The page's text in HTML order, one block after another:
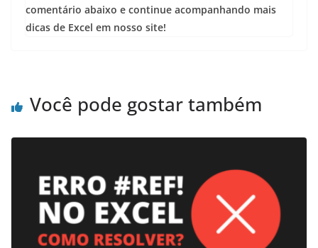
comentário abaixo e continue acompanhando mais
dicas de Excel em nosso site!
Você pode gostar também